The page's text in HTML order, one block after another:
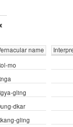
name
mo
gling
dkar
gling